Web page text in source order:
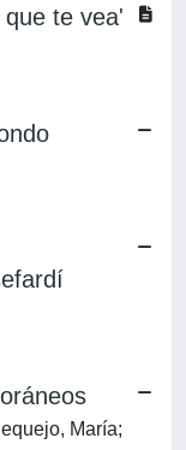
te vea'
María;